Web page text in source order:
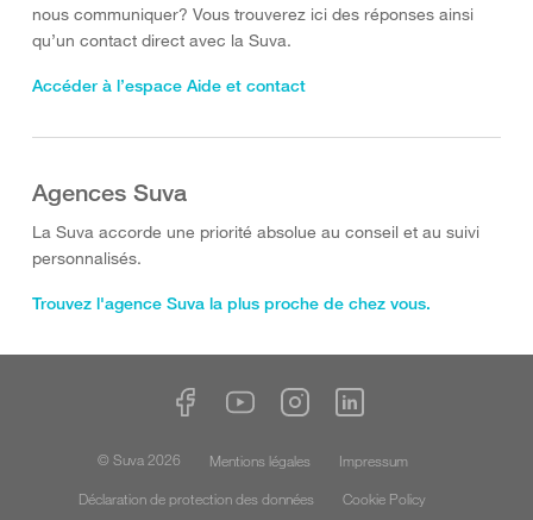
nous communiquer? Vous trouverez ici des réponses ainsi
qu’un contact direct avec la Suva.
Accéder à l’espace Aide et contact
Agences Suva
La Suva accorde une priorité absolue au conseil et au suivi
personnalisés.
Trouvez l'agence Suva la plus proche de chez vous.
© Suva 2026 Mentions légales
Impressum
Déclaration de protection des données
Cookie Policy